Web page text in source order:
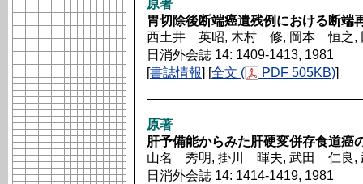
原著
胃切除後断端癌遺残例における断端
西土井 英昭, 木村 修, 岡本 恒之
日消外会誌 14: 1409-1413, 1981
[書誌情報] [全文 ( PDF 505KB)]
原著
肝予備能からみた肝硬変併存食道癌
山名 秀明, 掛川 暉夫, 武田 仁良
日消外会誌 14: 1414-1419, 1981